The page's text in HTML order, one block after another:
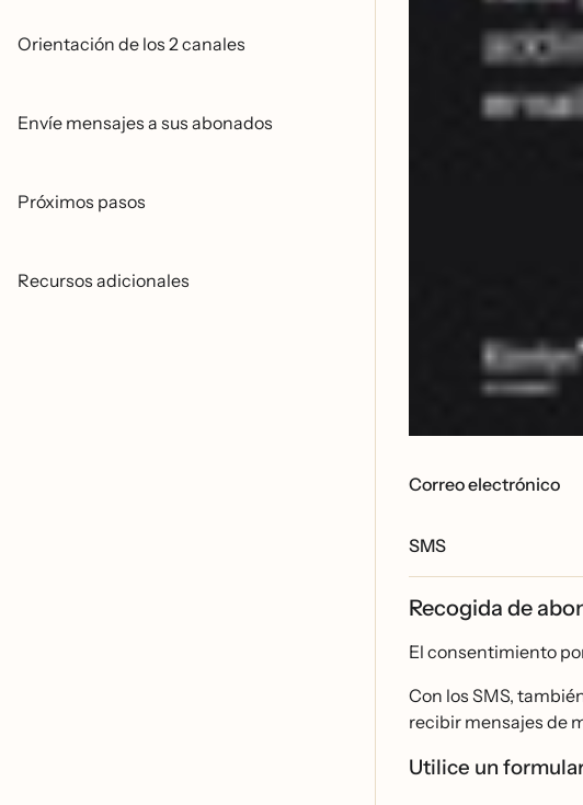
Orientación de los 2 canales
Envíe mensajes a sus abonados
Próximos pasos
Recursos adicionales
Correo electrónico
SMS
Recogida de
El consentimiento
Con los SMS,
recibir mensajes de
Utilice un